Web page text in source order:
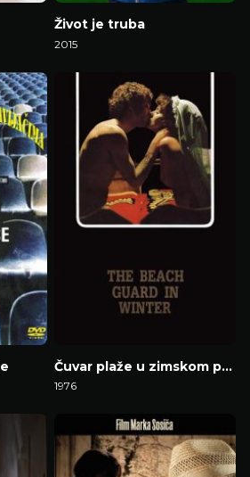
Život je truba
2015
Čuvar plaže u zimskom periodu
1976